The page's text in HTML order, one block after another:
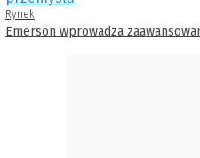
Rynek
Emerson wprowadza